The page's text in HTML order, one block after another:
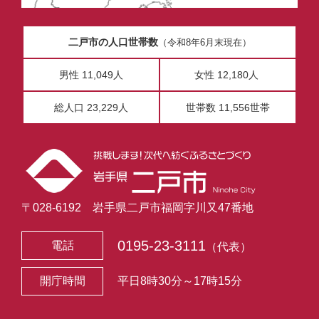
二戸市の人口世帯数（令和8年6月末現在）
男性 11,049人 女性 12,180人
総人口 23,229人 世帯数 11,556世帯
〒028-6192 岩手県二戸市福岡字川又47番地
電話 0195-23-3111 （代表）
開庁時間 平日8時30分～17時15分